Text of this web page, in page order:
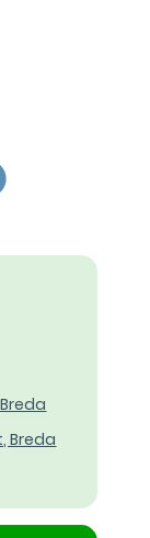
Breda